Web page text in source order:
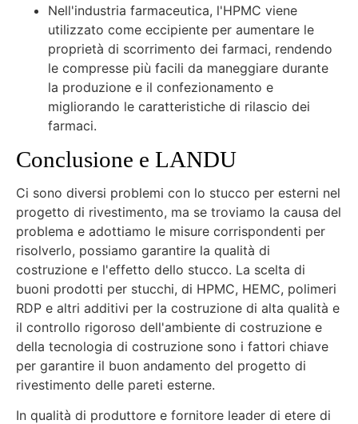
Nell'industria farmaceutica, l'HPMC viene
utilizzato come eccipiente per aumentare le
proprietà di scorrimento dei farmaci, rendendo
le compresse più facili da maneggiare durante
la produzione e il confezionamento e
migliorando le caratteristiche di rilascio dei
farmaci.
Conclusione e LANDU
Ci sono diversi problemi con lo stucco per esterni nel
progetto di rivestimento, ma se troviamo la causa del
problema e adottiamo le misure corrispondenti per
risolverlo, possiamo garantire la qualità di
costruzione e l'effetto dello stucco. La scelta di
buoni prodotti per stucchi, di HPMC, HEMC, polimeri
RDP e altri additivi per la costruzione di alta qualità e
il controllo rigoroso dell'ambiente di costruzione e
della tecnologia di costruzione sono i fattori chiave
per garantire il buon andamento del progetto di
rivestimento delle pareti esterne.
In qualità di produttore e fornitore leader di etere di